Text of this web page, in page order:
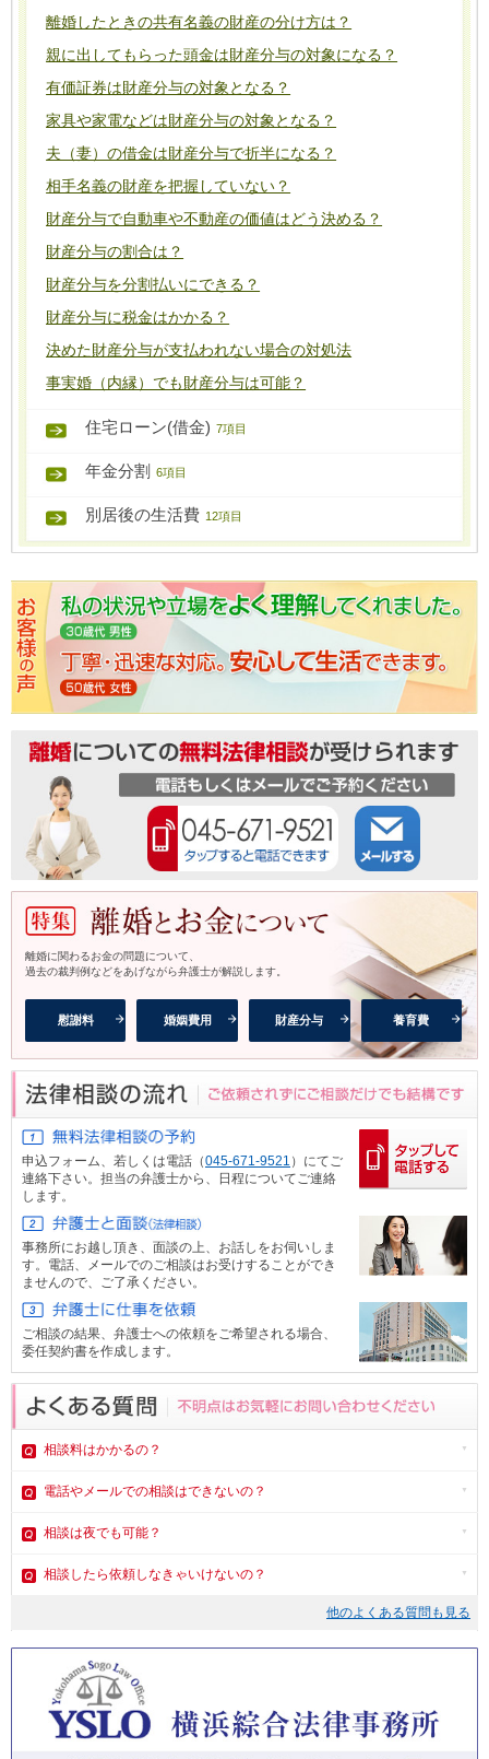
離婚したときの共有名義の財産の分け方は？
親に出してもらった頭金は財産分与の対象になる？
有価証券は財産分与の対象となる？
家具や家電などは財産分与の対象となる？
夫（妻）の借金は財産分与で折半になる？
相手名義の財産を把握していない？
財産分与で自動車や不動産の価値はどう決める？
財産分与の割合は？
財産分与を分割払いにできる？
財産分与に税金はかかる？
決めた財産分与が支払われない場合の対処法
事実婚（内縁）でも財産分与は可能？
住宅ローン(借金) 7項目
年金分割 6項目
別居後の生活費 12項目
離婚に関わるお金の問題について、
過去の裁判例などをあげながら弁護士が解説します。
慰謝料 婚姻費用 財産分与 養育費
申込フォーム、 若しくは電話（045-671-9521 ）にてご
連絡下さい。担当の弁護士から、日程についてご連絡
します。
事務所にお越し頂き、面談の上、お話しをお伺いしま
す。電話、メールでのご相談はお受けすることができ
ませんので、ご了承ください。
ご相談の結果、弁護士への依頼をご希望される場合、
委任契約書を作成します。
相談料はかかるの？
電話やメールでの相談はできないの？
相談は夜でも可能？
相談したら依頼しなきゃいけないの？
他のよくある質問も見る